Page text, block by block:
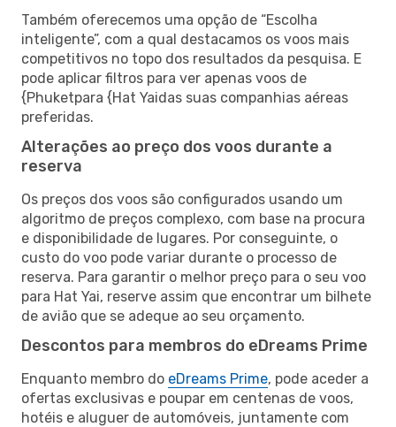
Também oferecemos uma opção de “Escolha
inteligente”, com a qual destacamos os voos mais
competitivos no topo dos resultados da pesquisa. E
pode aplicar filtros para ver apenas voos de
{Phuketpara {Hat Yaidas suas companhias aéreas
preferidas.
Alterações ao preço dos voos durante a
reserva
Os preços dos voos são configurados usando um
algoritmo de preços complexo, com base na procura
e disponibilidade de lugares. Por conseguinte, o
custo do voo pode variar durante o processo de
reserva. Para garantir o melhor preço para o seu voo
para Hat Yai, reserve assim que encontrar um bilhete
de avião que se adeque ao seu orçamento.
Descontos para membros do eDreams Prime
Enquanto membro do eDreams Prime, pode aceder a
ofertas exclusivas e poupar em centenas de voos,
hotéis e aluguer de automóveis, juntamente com